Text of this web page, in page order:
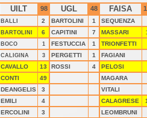
UILT 98 UGL 48 FAISA
BALLI 2 BARTOLINI 1 SEQUENZA
BARTOLINI 6 CAPITINI 7 MASSARI
BOCO 1 FESTUCCIA 1 TRIONFETTI
CALIGINA 3 PERGETTI 1
FAGIANI
CAVALLO 13 ROSSI 4
PELOSI
CONTI 49
MAGARA
DEANGELIS 3
VITALI
EMILI 4 CALAGRESE
ERCOLINI 3
LEOMBRUNI